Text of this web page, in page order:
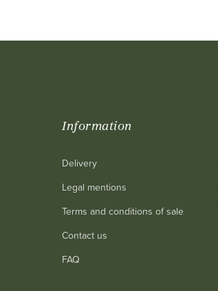
Information
Delivery
Legal mentions
Terms and conditions of sale
Contact us
FAQ